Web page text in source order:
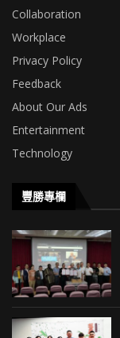
Collaboration
Workplace
Privacy Policy
Feedback
About Our Ads
Entertainment
Technology
豐勝專欄